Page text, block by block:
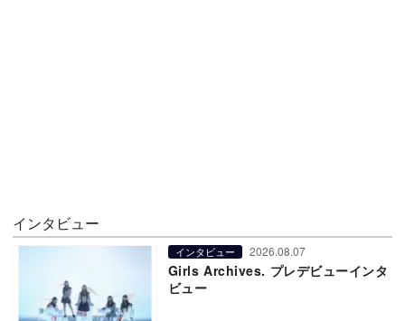
インタビュー
インタビュー 2026.08.07
Girls Archives. プレデビューインタ
ビュー